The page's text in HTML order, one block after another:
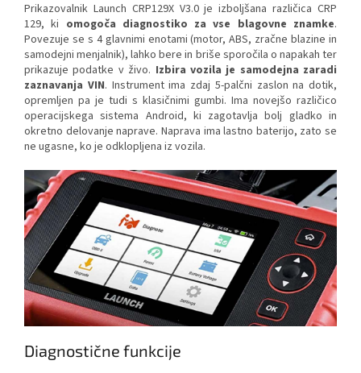
Prikazovalnik Launch CRP129X V3.0 je izboljšana različica CRP
129, ki omogoča diagnostiko za vse blagovne znamke.
Povezuje se s 4 glavnimi enotami (motor, ABS, zračne blazine in
samodejni menjalnik), lahko bere in briše sporočila o napakah ter
prikazuje podatke v živo. Izbira vozila je samodejna zaradi
zaznavanja VIN. Instrument ima zdaj 5-palčni zaslon na dotik,
opremljen pa je tudi s klasičnimi gumbi. Ima novejšo različico
operacijskega sistema Android, ki zagotavlja bolj gladko in
okretno delovanje naprave. Naprava ima lastno baterijo, zato se
ne ugasne, ko je odklopljena iz vozila.
Diagnostične funkcije